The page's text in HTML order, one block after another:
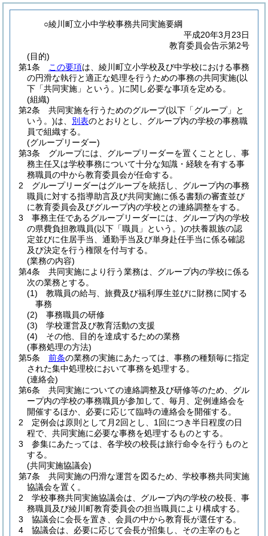
○綾川町立小中学校事務共同実施要綱
平成20年3月23日
教育委員会告示第2号
(目的)
第1条
この要項は、綾川町立小学校及び中学校における事務
の円滑な執行と適正な処理を行うための事務の共同実施(以
下「共同実施」という。)に関し必要な事項を定める。
(組織)
第2条
共同実施を行うためのグループ(以下「グループ」と
いう。)は、 別表のとおりとし、グループ内の学校の事務職
員で組織する。
(グループリーダー)
第3条
グループには、グループリーダーを置くこととし、事
務主任又は学校事務について十分な知識・経験を有する事
務職員の中から教育委員会が任命する。
2
グループリーダーはグループを統括し、グループ内の事務
職員に対する指導助言及び共同実施に係る書類の審査並び
に教育委員会及びグループ内の学校との連絡調整をする。
3
事務主任であるグループリーダーには、グループ内の学校
の県費負担教職員(以下「職員」という。)の扶養親族の認
定並びに住居手当、通勤手当及び単身赴任手当に係る確認
及び決定を行う権限を付与する。
(業務の内容)
第4条
共同実施により行う業務は、グループ内の学校に係る
次の業務とする。
(1)
教職員の給与、旅費及び福利厚生並びに財務に関する
事務
(2)
事務職員の研修
(3)
学校運営及び教育活動の支援
(4)
その他、目的を達成するための業務
(事務処理の方法)
第5条
前条の業務の実施にあたっては、事務の種類毎に指定
された集中処理校において事務を処理する。
(連絡会)
第6条
共同実施についての連絡調整及び研修等のため、グル
ープ内の学校の事務職員が参加して、毎月、定例連絡会を
開催するほか、必要に応じて臨時の連絡会を開催する。
2
定例会は原則として月2回とし、1回につき半日程度の日
程で、共同実施に必要な事務を処理するものとする。
3
参集にあたっては、各学校の校長は旅行命令を行うものと
する。
(共同実施協議会)
第7条
共同実施の円滑な運営を図るため、学校事務共同実施
協議会を置く。
2
学校事務共同実施協議会は、グループ内の学校の校長、事
務職員及び綾川町教育委員会の担当職員により構成する。
3
協議会に会長を置き、会員の中から教育長が選任する。
4
協議会は、必要に応じて会長が招集し、その主宰のもと